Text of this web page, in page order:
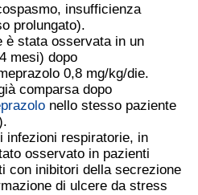
insufficienza
prolungato).
è stata osservata in un
mesi) dopo
0,8 mg/kg/die.
comparsa dopo
nello stesso paziente
infezioni respiratorie, in
osservato in pazienti
con inibitori della secrezione
di ulcere da stress